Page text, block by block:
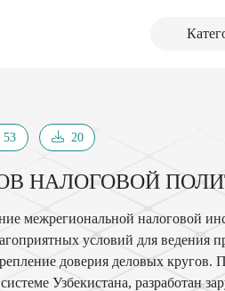
53 20
НАЛОГОВОЙ
межрегиональной налоговой
условий для ведения
доверия деловых
Узбекистана, разработан